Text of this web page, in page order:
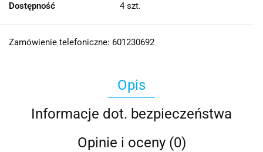
Dostępność 4 szt.
Zamówienie telefoniczne: 601230692
Opis
Informacje dot. bezpieczeństwa
Opinie i oceny (0)